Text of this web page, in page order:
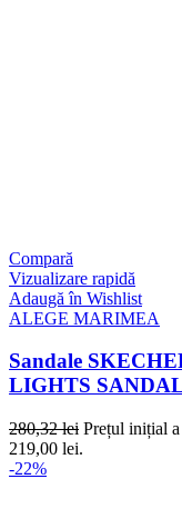
Compară
Vizualizare rapidă
Adaugă în Wishlist
ALEGE MARIMEA
Sandale
LIGHTS
280,32lei Prețul inițial
219,00 lei.
-22%